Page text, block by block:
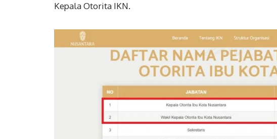
Kepala Otorita IKN.